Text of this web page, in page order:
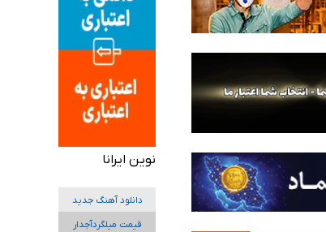
نوین ایرانا
دانلود آهنگ جدید
قیمت میلگردآجدار